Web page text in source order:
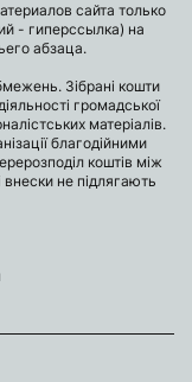
сайта только
- гиперссылка) на
абзаца.
Зібрані кошти
громадської
матеріалів.
благодійними
коштів між
внески не підлягають